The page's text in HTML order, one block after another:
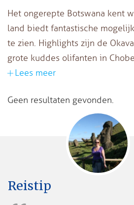
Het ongerepte Botswana kent
land biedt fantastische
te zien. Highlights zijn de
grote kuddes olifanten in
Lees meer
Geen resultaten gevonden.
Reistip